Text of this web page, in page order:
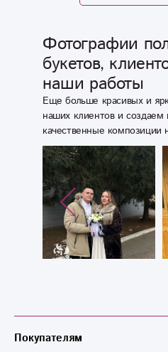
Фотографии
букетов,
наши работы
Еще больше красивых и
наших клиентов и создаем
качественные композиции
Покупателям